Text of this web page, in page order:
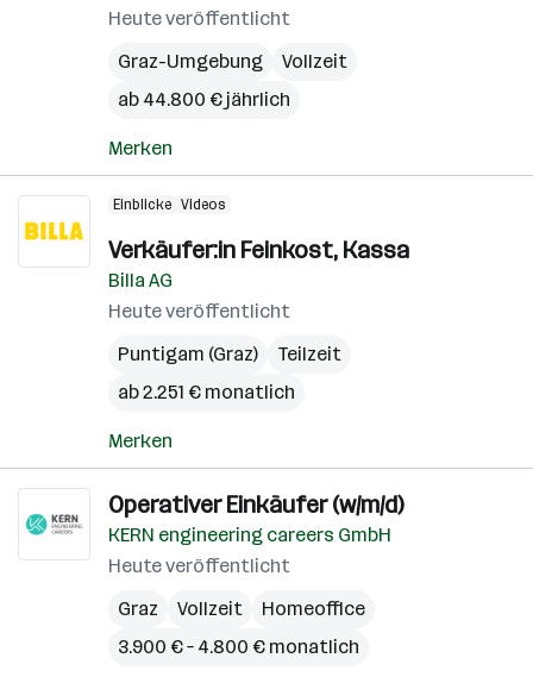
Heute veröffentlicht
Graz-Umgebung
Vollzeit
ab 44.800 € jährlich
Merken
Einblicke Videos
Verkäufer:in Feinkost, Kassa
Billa AG
Heute veröffentlicht
Puntigam (Graz)
Teilzeit
ab 2.251 € monatlich
Merken
Operativer Einkäufer (w/m/d)
KERN engineering careers GmbH
Heute veröffentlicht
Graz
Vollzeit
Homeoffice
3.900 € – 4.800 € monatlich